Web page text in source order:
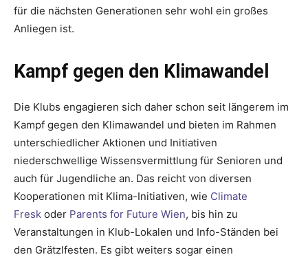
für die nächsten Generationen sehr wohl ein großes
Anliegen ist.
Kampf gegen den Klimawandel
Die Klubs engagieren sich daher schon seit längerem im
Kampf gegen den Klimawandel und bieten im Rahmen
unterschiedlicher Aktionen und Initiativen
niederschwellige Wissensvermittlung für Senioren und
auch für Jugendliche an. Das reicht von diversen
Kooperationen mit Klima-Initiativen, wie Climate
Fresk oder Parents for Future Wien, bis hin zu
Veranstaltungen in Klub-Lokalen und Info-Ständen bei
den Grätzlfesten. Es gibt weiters sogar einen